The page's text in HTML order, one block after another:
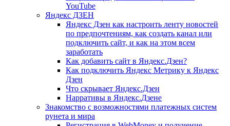
YouTube
Яндекс ДЗЕН
Яндекс Дзен как настроить ленту новостей
по предпочтениям, как создать канал или
подключить сайт, и как на этом всем
заработать
Как добавить сайт в Яндекс.Дзен?
Как подключить Яндекс Метрику к Яндекс
Дзен
Что скрывает Яндекс.Дзен
Нарративы в Яндекс.Дзене
Знакомство с возможностями платежных систем
рунета и мира